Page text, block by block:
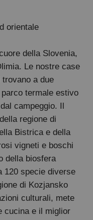
orientale
della Slovenia,
Le nostre case
a due
termale estivo
campeggio. Il
regione di
Bistrica e della
vigneti e boschi
della biosfera
120 specie diverse
di Kozjansko
culturali, mete
cucina e il miglior